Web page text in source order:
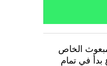
الخاص
في تمام